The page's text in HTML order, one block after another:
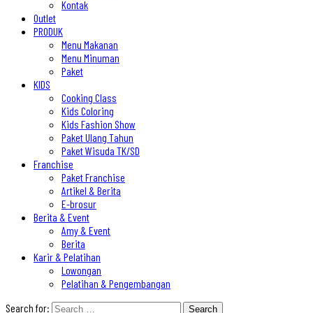
Kontak
Outlet
PRODUK
Menu Makanan
Menu Minuman
Paket
KIDS
Cooking Class
Kids Coloring
Kids Fashion Show
Paket Ulang Tahun
Paket Wisuda TK/SD
Franchise
Paket Franchise
Artikel & Berita
E-brosur
Berita & Event
Amy & Event
Berita
Karir & Pelatihan
Lowongan
Pelatihan & Pengembangan
Search for: